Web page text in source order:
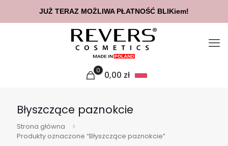
0 0,00 zł
Błyszczące paznokcie
Strona główna
Produkty oznaczone “Błyszczące paznokcie”
JUŻ TERAZ MOŻLIWA PŁATNOŚĆ BLIKiem!